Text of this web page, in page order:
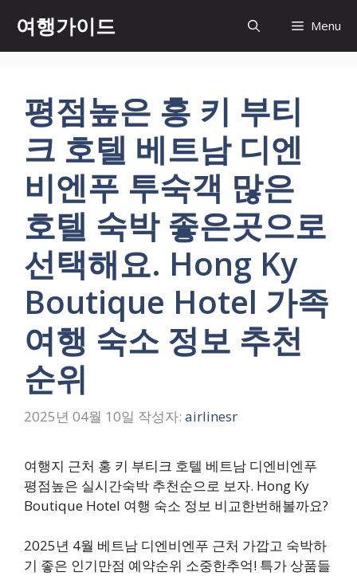
츠
여행가이드 Menu
평점높은 홍 키 부티
크 호텔 베트남 디엔
비엔푸 투숙객 많은
호텔 숙박 좋은곳으로
선택해요. Hong Ky
Boutique Hotel 가족
여행 숙소 정보 추천
순위
2025년 04월 10일 작성자: airlinesr
여행지 근처 홍 키 부티크 호텔 베트남 디엔비엔푸
평점높은 실시간숙박 추천순으로 보자. Hong Ky
Boutique Hotel 여행 숙소 정보 비교한번해볼까요?
2025년 4월 베트남 디엔비엔푸 근처 가깝고 숙박하
기 좋은 인기만점 예약순위 소중한추억! 특가 상품들